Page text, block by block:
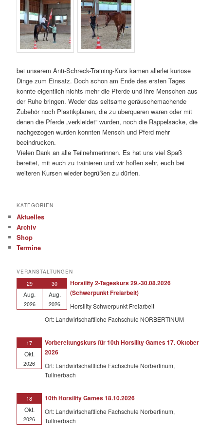
bei unserem Anti-Schreck-Training-Kurs kamen allerlei kuriose
Dinge zum Einsatz. Doch schon am Ende des ersten Tages
konnte eigentlich nichts mehr die Pferde und ihre Menschen aus
der Ruhe bringen. Weder das seltsame geräuschemachende
Zubehör noch Plastikplanen, die zu überqueren waren oder mit
denen die Pferde „verkleidet“ wurden, noch die Rappelsäcke, die
nachgezogen wurden konnten Mensch und Pferd mehr
beeindrucken.
Vielen Dank an alle Teilnehmerinnen. Es hat uns viel Spaß
bereitet, mit euch zu trainieren und wir hoffen sehr, euch bei
weiteren Kursen wieder begrüßen zu dürfen.
KATEGORIEN
Aktuelles
Archiv
Shop
Termine
VERANSTALTUNGEN
29
Aug.
2026
30
Aug.
2026
Horsility 2-Tageskurs 29.-30.08.2026
(Schwerpunkt Freiarbeit)
Horsility Schwerpunkt Freiarbeit
Ort: Landwirtschaftliche Fachschule NORBERTINUM
17
Okt.
2026
Vorbereitungskurs für 10th Horsility Games 17. Oktober
2026
Ort: Landwirtschaftliche Fachschule Norbertinum,
Tullnerbach
18
Okt.
2026
10th Horsility Games 18.10.2026
Ort: Landwirtschaftliche Fachschule Norbertinum,
Tullnerbach